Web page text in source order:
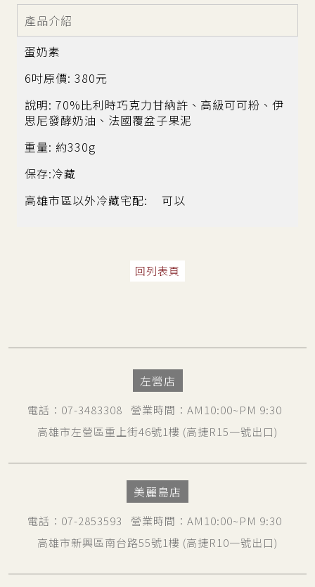
產品介紹
蛋奶素
6吋原價: 380元
說明: 70%比利時巧克力甘納許、高級可可粉、伊
思尼發酵奶油、法國覆盆子果泥
重量: 約330g
保存:冷藏
高雄市區以外冷藏宅配: 可以
回列表頁
左營店
電話 ： 07-3483308 營業時間 ：AM10:00~PM 9:30
高雄市左營區重上街46號1樓 (高捷R15一號出口)
美麗島店
電話 ： 07-2853593 營業時間 ：AM10:00~PM 9:30
高雄市新興區南台路55號1樓 (高捷R10一號出口)